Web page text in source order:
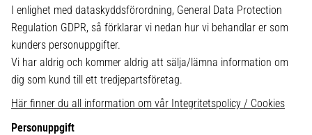
I enlighet med dataskyddsförordning, General Data Protection
Regulation GDPR, så förklarar vi nedan hur vi behandlar er som
kunders personuppgifter.
Vi har aldrig och kommer aldrig att sälja/lämna information om
dig som kund till ett tredjepartsföretag.
Här finner du all information om vår Integritetspolicy / Cookies
Personuppgift